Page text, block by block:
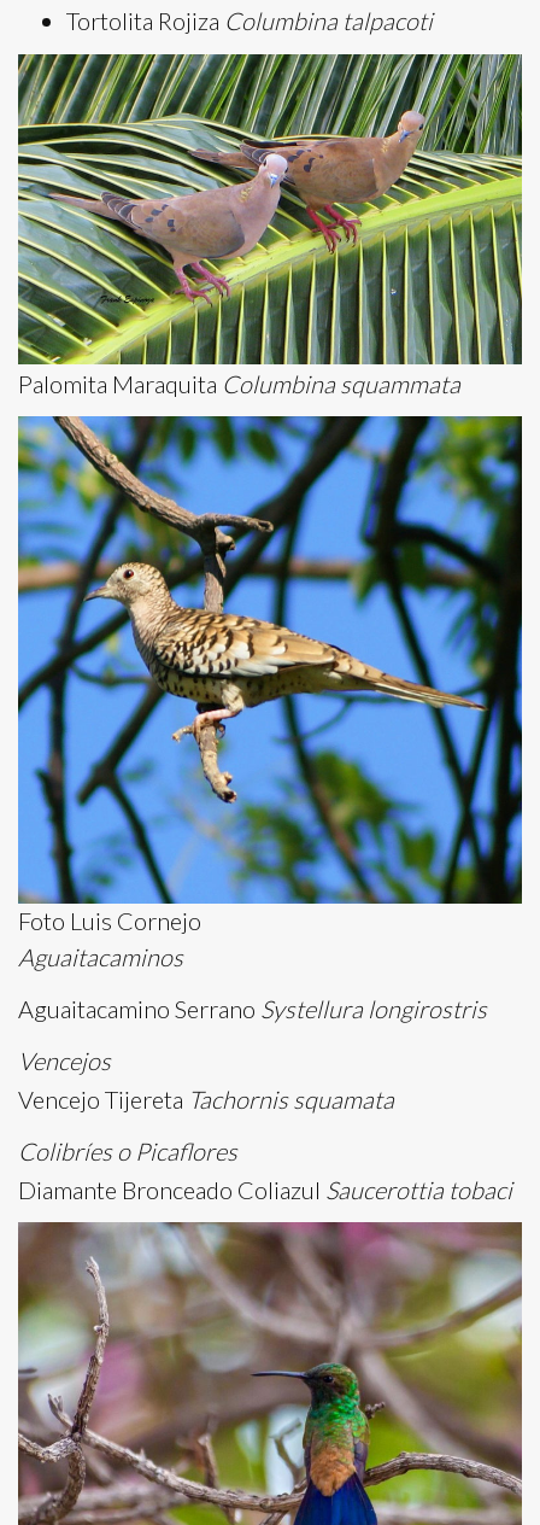
Tortolita Rojiza Columbina talpacoti
Palomita Maraquita Columbina squammata
Foto Luis Cornejo
Aguaitacaminos
Aguaitacamino Serrano Systellura longirostris
Vencejos
Vencejo Tijereta Tachornis squamata
Colibríes o Picaflores
Diamante Bronceado Coliazul Saucerottia tobaci